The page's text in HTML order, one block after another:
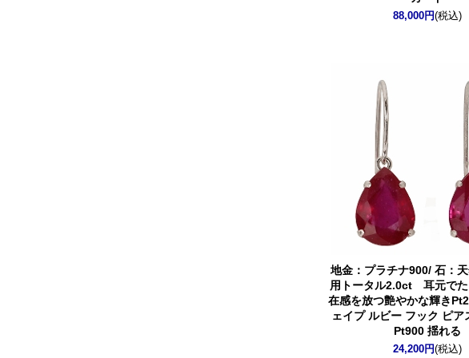
88,000円(税込)
地金：プラチナ900/ 石：
用トータル2.0ct 耳元でた
在感を放つ艶やかな輝き
ェイプ ルビー フック ピア
Pt900 揺れる
24,200円(税込)